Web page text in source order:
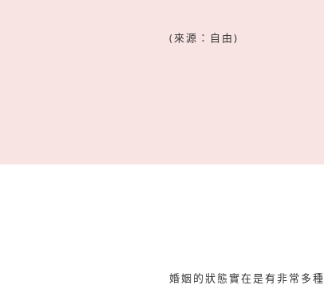
(來源：自由)
婚姻的狀態實在是有非常多